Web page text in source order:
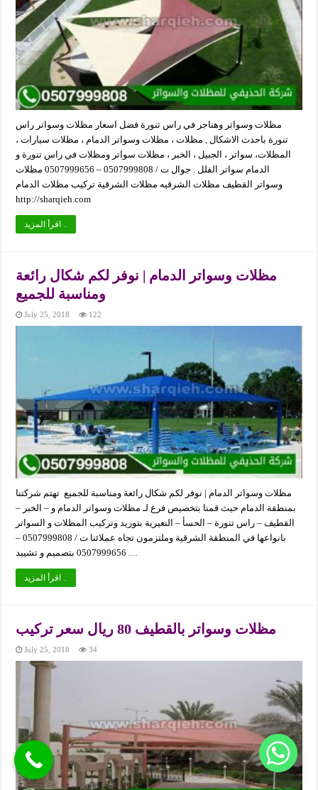
مظلات وسواتر وهناجر في راس تنورة فضل اسعار مظلات وسواتر راس
تنورة باحدث الاشكال , مظلات ، مظلات وسواتر الدمام ، مظلات سيارات ،
المظلات، سواتر ، الجبيل ، الخبر ، مظلات سواتر ومظلات في راس تنورة و
الدمام سواتر الفلل . جوال ت / 0507999808 – 0507999656 مظلات
وسواتر القطيف مظلات الشرقيه مظلات الشرقية تركيب مظلات الدمام
http://sharqieh.com
اقرأ المزيد ..
مظلات وسواتر الدمام | نوفر لكم شكال رائعة
ومناسبة للجميع
July 25, 2018 122
مظلات وسواتر الدمام | نوفر لكم شكال رائعة ومناسبة للجميع تهتم شركتنا
بمنطقة الدمام حيث قمنا بتخصيص فرع لـ مظلات وسواتر الدمام و – الخبر –
القطيف – راس تنورة – الحسأ – النعيرية بتوريد وتركيب المظلات و السواتر
بانواعها في المنطقة الشرقية وملتزمون تجاه عملائنا ت / 0507999808 –
0507999656 بتصميم و تشييد …
اقرأ المزيد ..
مظلات وسواتر بالقطيف 80 ريال سعر تركيب
July 25, 2018 34